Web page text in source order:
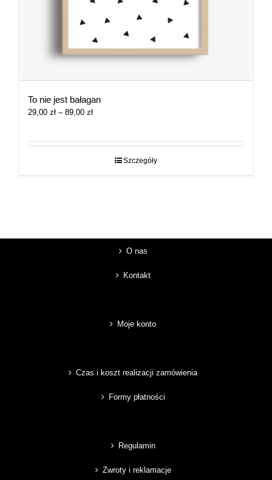
To nie jest bałagan
29,00 zł – 89,00 złZakres
29,00 zł
Szczegóły
O nas
Kontakt
Moje konto
Czas i koszt realizacji zamówienia
Formy płatności
Regulamin
Zwroty i reklamacje